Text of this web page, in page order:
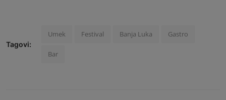
Tagovi:
Umek Festival Banja Luka Gastro
Bar